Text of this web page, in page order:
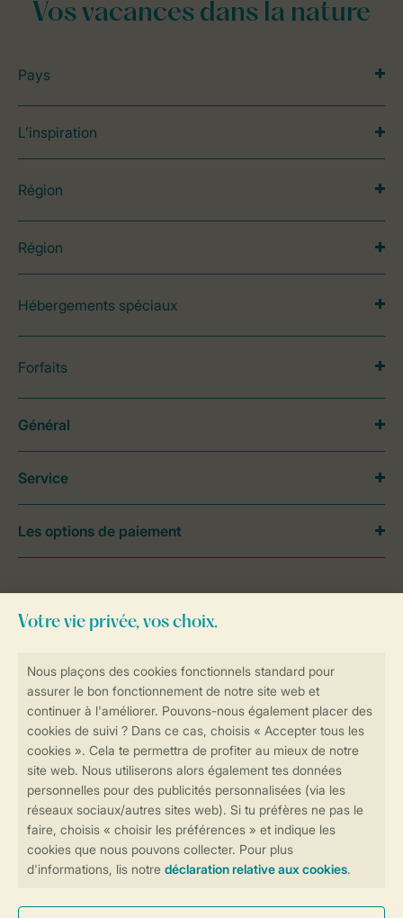
Réservations en ligne rapides et sécurisées
Transmission sécurisée des données
Paiement sécurisé
Vos vacances dans la nature
Pays
L’inspiration
Région
Région
Hébergements spéciaux
Forfaits
contactez notreContact Center.
Général
Service
Les options de paiement